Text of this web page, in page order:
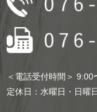
＜電話受付時間＞ 9:00
定休日：水曜日・日曜